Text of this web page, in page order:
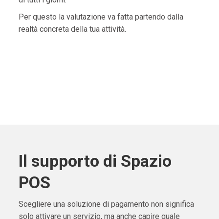
Per questo la valutazione va fatta partendo dalla
realtà concreta della tua attività.
Il supporto di Spazio
POS
Scegliere una soluzione di pagamento non significa
solo attivare un servizio, ma anche capire quale